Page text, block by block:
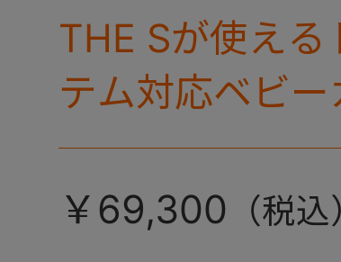
THE Sが使え
テム対応ベビ
進化！
￥69,300